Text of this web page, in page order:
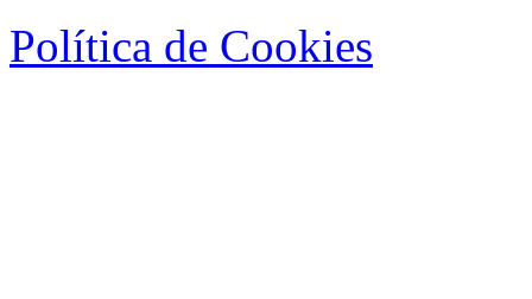
Política de Cookies